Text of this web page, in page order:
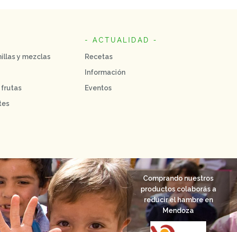
y mezclas
frutas
- ACTUALIDAD -
Recetas
Información
Eventos
Comprando nuestros
productos colaborás a
reducir el hambre en
Mendoza